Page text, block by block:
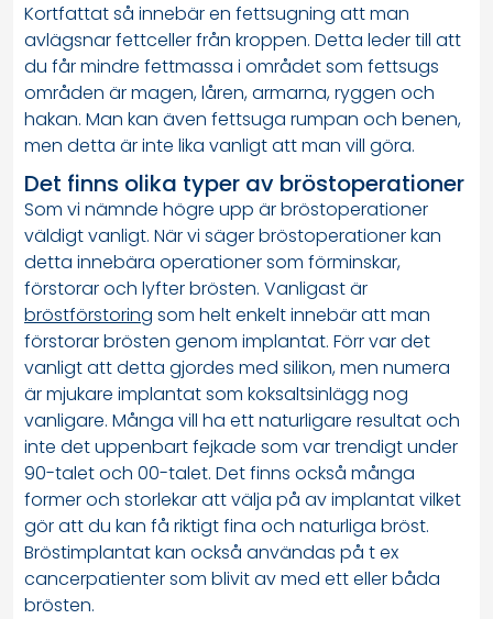
Kortfattat så innebär en fettsugning att man
avlägsnar fettceller från kroppen. Detta leder till att
du får mindre fettmassa i området som fettsugs
områden är magen, låren, armarna, ryggen och
hakan. Man kan även fettsuga rumpan och benen,
men detta är inte lika vanligt att man vill göra.
Det finns olika typer av bröstoperationer
Som vi nämnde högre upp är bröstoperationer
väldigt vanligt. När vi säger bröstoperationer kan
detta innebära operationer som förminskar,
förstorar och lyfter brösten. Vanligast är
bröstförstoring som helt enkelt innebär att man
förstorar brösten genom implantat. Förr var det
vanligt att detta gjordes med silikon, men numera
är mjukare implantat som koksaltsinlägg nog
vanligare. Många vill ha ett naturligare resultat och
inte det uppenbart fejkade som var trendigt under
90-talet och 00-talet. Det finns också många
former och storlekar att välja på av implantat vilket
gör att du kan få riktigt fina och naturliga bröst.
Bröstimplantat kan också användas på t ex
cancerpatienter som blivit av med ett eller båda
brösten.